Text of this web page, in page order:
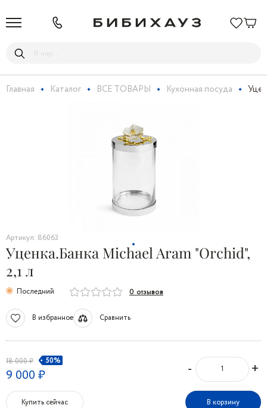
Главная Каталог ВСЕ ТОВАРЫ Кухонная посуда
Артикул: 86063
Уценка.Банка Michael Aram "Orchid",
2,1 л
Последний 0 отзывов
В избранное Сравнить
18 000 ₽ 50%
9 000 ₽ - +
Купить сейчас В корзину